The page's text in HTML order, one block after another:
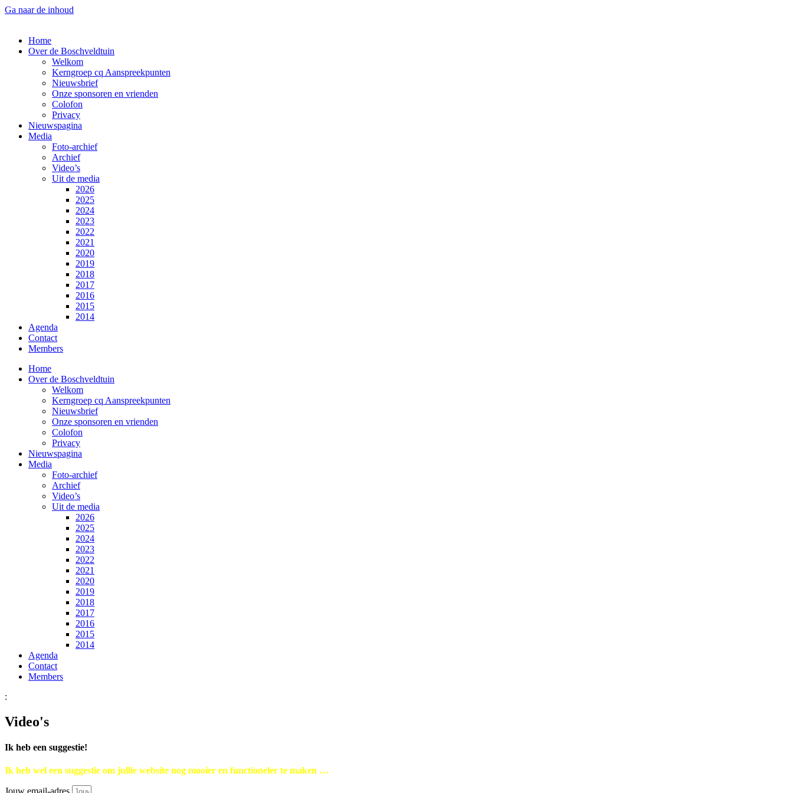
Ga naar de inhoud
Home
Over de Boschveldtuin
Welkom
Kerngroep cq Aanspreekpunten
Nieuwsbrief
Onze sponsoren en vrienden
Colofon
Privacy
Nieuwspagina
Media
Foto-archief
Archief
Video’s
Uit de media
2026
2025
2024
2023
2022
2021
2020
2019
2018
2017
2016
2015
2014
Agenda
Contact
Members
Home
Over de Boschveldtuin
Welkom
Kerngroep cq Aanspreekpunten
Nieuwsbrief
Onze sponsoren en vrienden
Colofon
Privacy
Nieuwspagina
Media
Foto-archief
Archief
Video’s
Uit de media
2026
2025
2024
2023
2022
2021
2020
2019
2018
2017
2016
2015
2014
Agenda
Contact
Members
:
Video's
Ik heb een suggestie!
Ik heb wel een suggestie om jullie website nog mooier en functioneler te maken …